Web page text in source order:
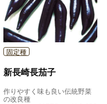
固定種
新長崎長茄子
作りやすく味も良い伝統野菜
の改良種